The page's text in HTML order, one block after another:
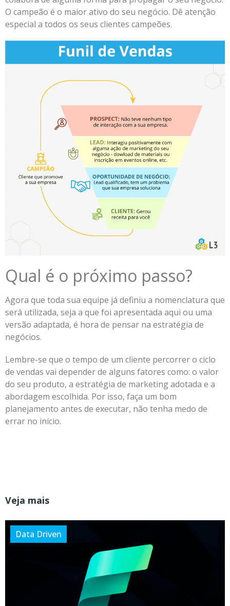
O campeão é o maior ativo do seu negócio. Dê atenção
especial a todos os seus clientes campeões.
Qual é o próximo passo?
Agora que toda sua equipe já definiu a nomenclatura que
será utilizada, seja a que foi apresentada aqui ou uma
versão adaptada, é hora de pensar na estratégia de
negócios.
Lembre-se que o tempo de um cliente percorrer o ciclo
de vendas vai depender de alguns fatores como: o valor
do seu produto, a estratégia de marketing adotada e a
abordagem escolhida. Por isso, faça um bom
planejamento antes de executar, não tenha medo de
errar no início.
Veja mais
Data Driven